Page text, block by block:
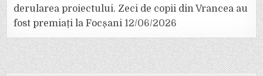
derularea proiectului. Zeci de copii din Vrancea au
fost premiați la Focșani 12/06/2026